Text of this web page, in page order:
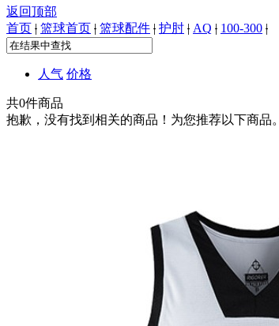
返回顶部
首页 | 篮球首页 | 篮球配件 | 护肘 | AQ | 100-300 |
人气 价格
共0件商品
抱歉，没有找到相关的商品！为您推荐以下商品。